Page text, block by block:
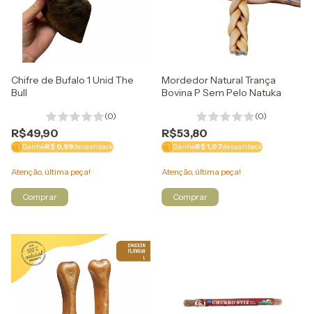
Chifre de Bufalo 1 Unid The
Bull
(0)
R$49,90
GanheR$ 0,99de cashback
Atenção, última peça!
Mordedor Natural Trança
Bovina P Sem Pelo Natuka
(0)
R$53,80
GanheR$ 1,07de cashback
Atenção, última peça!